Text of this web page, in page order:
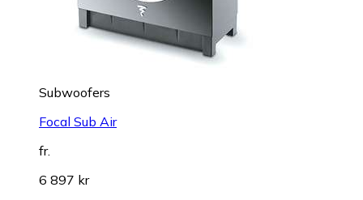
Subwoofers
Focal Sub Air
fr.
6 897 kr